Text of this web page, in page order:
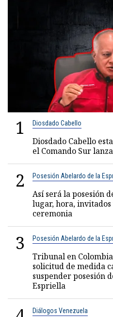
1 Diosdado Cabello
Diosdado Cabello
el Comando Sur
2 Posesión Abelardo de la
Así será la posesión
lugar, hora,
ceremonia
3 Posesión Abelardo de la
Tribunal en
solicitud de medida
suspender posesión
Espriella
Diálogos Venezuela